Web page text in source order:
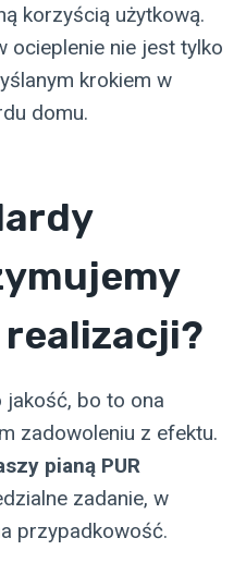
korzyścią użytkową.
ocieplenie nie jest tylko
krokiem w
domu.
jakość, bo to ona
zadowoleniu z efektu.
pianą PUR
zadanie, w
przypadkowość.